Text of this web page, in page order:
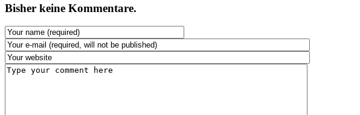
Bisher keine Kommentare.